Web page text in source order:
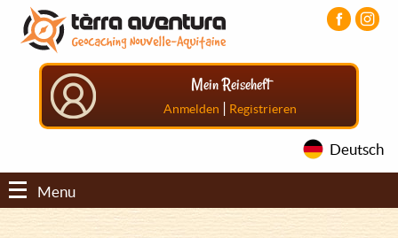
Direkt
zum
Inhalt
Aller
menu
principal
Aller
pied
Mein Reiseheft
Anmelden | Registrieren
Deutsch
Menu